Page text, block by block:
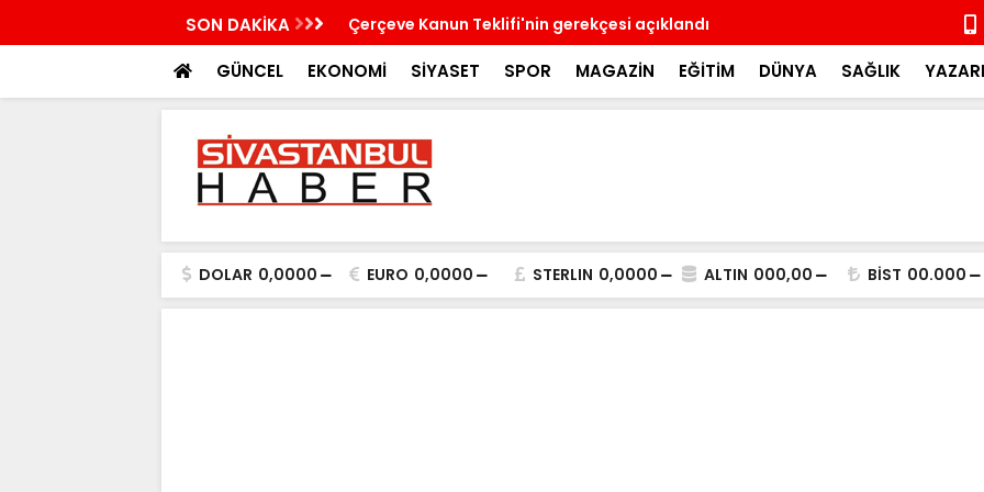
SON DAKİKA Çerçeve Kanun Teklifi'nin gerekçesi açıklandı
GÜNCEL EKONOMİ SİYASET SPOR MAGAZİN EĞİTİM DÜNYA SAĞLIK
DOLAR 0,0000 EURO 0,0000 STERLIN 0,0000 ALTIN 000,00 BİST 00.000